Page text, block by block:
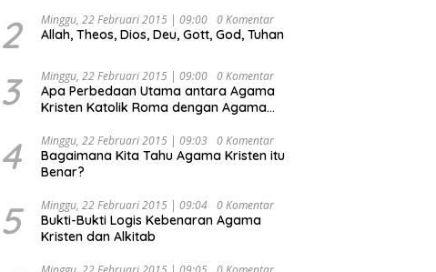
2 Minggu, 22 Februari 2015 | 09:00 0 Komentar
Allah, Theos, Dios, Deu, Gott, God, Tuhan
3 Minggu, 22 Februari 2015 | 09:00 0 Komentar
Apa Perbedaan Utama antara Agama
Kristen Katolik Roma dengan Agama
4 Minggu, 22 Februari 2015 | 09:03 0 Komentar
Bagaimana Kita Tahu Agama Kristen itu
Benar?
5 Minggu, 22 Februari 2015 | 09:04 0 Komentar
Bukti-Bukti Logis Kebenaran Agama
Kristen dan Alkitab